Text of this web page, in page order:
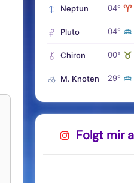
Neptun 04° ♈
Pluto 04° ♒
Chiron 00° ♉
M. Knoten 29° ♒
Folgt mir